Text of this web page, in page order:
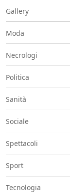
Gallery
Moda
Necrologi
Politica
Sanità
Sociale
Spettacoli
Sport
Tecnologia